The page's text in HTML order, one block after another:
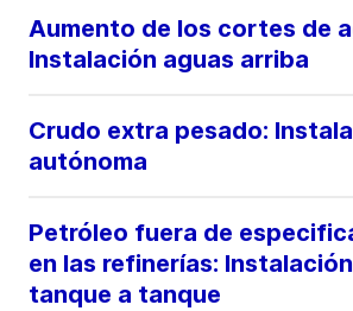
Aumento de los cortes de
Instalación aguas arriba
Crudo extra pesado:
autónoma
Petróleo fuera de
en las refinerías:
tanque a tanque